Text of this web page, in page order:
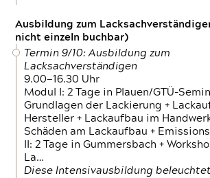
Ausbildung zum
nicht einzeln buchbar)
Termin 9/10: Ausbildung zum
Lacksachverständigen
9.00—16.30 Uhr
Modul I: 2 Tage in Plauen/GTÜ-
Grundlagen der Lackierung +
Hersteller + Lackaufbau im
Schäden am Lackaufbau +
II: 2 Tage in Gummersbach +
La…
Diese Intensivausbildung